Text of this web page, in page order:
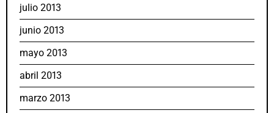
julio 2013
junio 2013
mayo 2013
abril 2013
marzo 2013